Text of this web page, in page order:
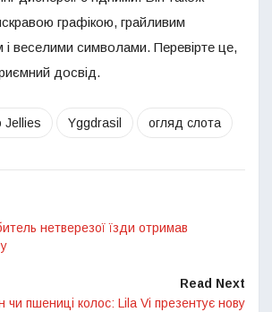
графікою, грайливим
і веселими символами. Перевірте це,
досвід.
Jellies Yggdrasil огляд слота
нетверезої їзди отримав
Read Next
чи пшениці колос: Lila Vi презентує нову